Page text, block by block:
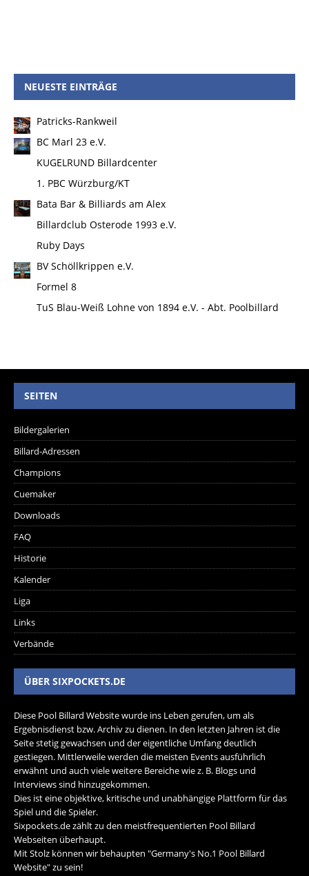
NEUESTE EINTRÄGE
Patricks-Rankweil
BC Marl 23 e.V.
KUGELRUND Billardcenter
1. PBC Würzburg/KT
Bata Bar & Billiards am Alex
Billardclub Osterode 1993 e.V.
Ruby Days
BV Schöllkrippen e.V.
Formel 8
TuS Blau-Weiß Lohne von 1894 e.V. - Abt. Poolbillard
SEITEN
Bildergalerien
Billard-Adressen
Champions
Cuemaker
Downloads
FAQ
Historie
Kalender
Liga
Links
Verbände
ÜBER SIXPOCKETS.DE
Diese Pool Billard Website wurde ins Leben gerufen, um als
Ergebnisdienst bzw. Archiv zu dienen. In den letzten Jahren ist die
Seite stetig gewachsen und der eigentliche Umfang deutlich
gestiegen. Mittlerweile werden die meisten Events ausführlich
erwähnt und auch viele weitere Bereiche wie z. B. Blogs und
Interviews sind hinzugekommen.
Dies ist eine objektive, kritische und unabhängige Plattform für das
Spiel und die Spieler.
Sixpockets.de zählt zu den meistfrequentierten Pool Billard
Webseiten überhaupt.
Mit Stolz können wir behaupten "Germany's No.1 Pool Billard
Website" zu sein!